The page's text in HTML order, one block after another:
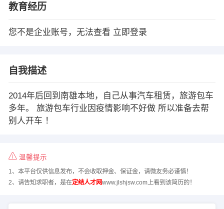
教育经历
您不是企业账号，无法查看 立即登录
自我描述
2014年后回到南雄本地，自己从事汽车租赁，旅游包车
多年。 旅游包车行业因疫情影响不好做 所以准备去帮
别人开车 ！
温馨提示
1、本平台仅供信息发布，不会收取押金、保证金，请微友务必谨慎！
2、请告知求职者，是在定结人才网www.jlshjsw.com上看到该简历的！